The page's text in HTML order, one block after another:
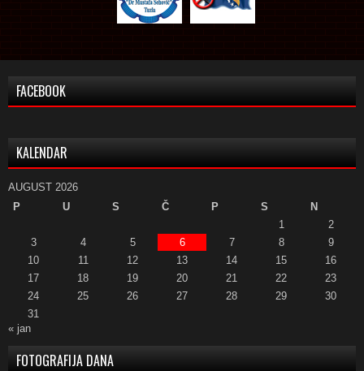
FACEBOOK
KALENDAR
AUGUST 2026
P
U S Č P S
N
1
2
3
4 5 6 7 8
9
10
11 12 13 14 15
16
17
18 19 20 21 22
23
24
25 26 27 28 29
30
31
« jan
FOTOGRAFIJA DANA